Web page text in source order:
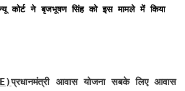
कोर्ट ने बृजभूषण सिंह को इस मामले में किया
प्रधानमंत्री आवास योजना सबके लिए आवास